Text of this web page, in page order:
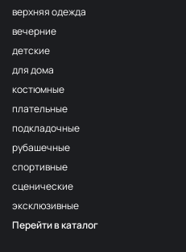
верхняя одежда
вечерние
детские
для дома
костюмные
плательные
подкладочные
рубашечные
спортивные
сценические
эксклюзивные
Перейти в каталог